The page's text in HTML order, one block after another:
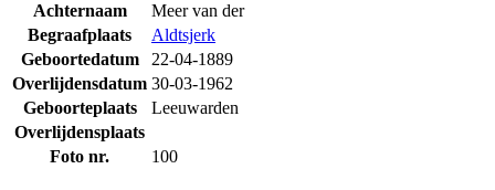
Achternaam
Meer van der
Begraafplaats
Aldtsjerk
Geboortedatum
22-04-1889
Overlijdensdatum 30-03-1962
Geboorteplaats
Leeuwarden
Overlijdensplaats
Foto nr.
100